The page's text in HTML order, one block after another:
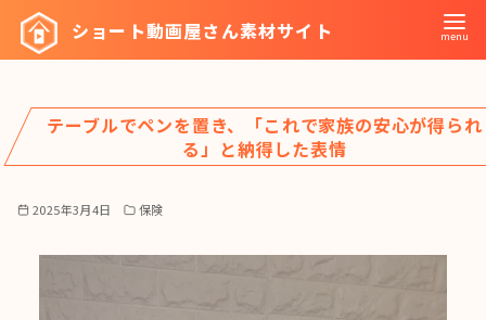
ツ
へ
ショート動画屋さん素材サイト
テーブルでペンを置き、「これで家族の安心が得られ
る」と納得した表情
2025年3月4日 保険